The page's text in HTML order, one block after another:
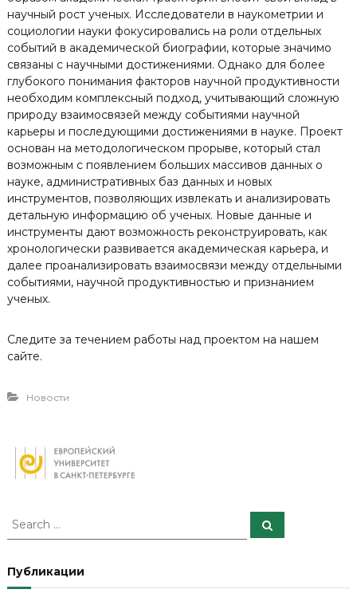
научный рост ученых. Исследователи в наукометрии и
социологии науки фокусировались на роли отдельных
событий в академической биографии, которые значимо
связаны с научными достижениями. Однако для более
глубокого понимания факторов научной продуктивности
необходим комплексный подход, учитывающий сложную
природу взаимосвязей между событиями научной
карьеры и последующими достижениями в науке. Проект
основан на методологическом прорыве, который стал
возможным с появлением больших массивов данных о
науке, административных баз данных и новых
инструментов, позволяющих извлекать и анализировать
детальную информацию об ученых. Новые данные и
инструменты дают возможность реконструировать, как
хронологически развивается академическая карьера, и
далее проанализировать взаимосвязи между отдельными
событиями, научной продуктивностью и признанием
ученых.
Следите за течением работы над проектом на нашем
сайте.
Новости
S
e
r
c
S
e
Публикации